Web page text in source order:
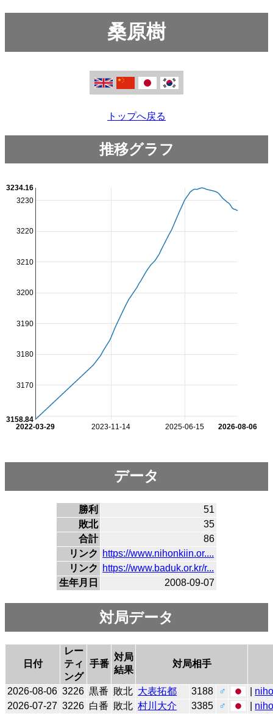
桑原樹
トップへ戻る
推移グラフ
2023-11-14 2025-06-15
2022-03-29 2026-08-06
3170
3180
3190
3200
3210
3220
3230
3158.84
3234.16
データ
勝利
51
敗北
35
合計
86
リンク
https://www.nihonkiin.or....
リンク
https://www.baduk.or.kr/r...
生年月日
2008-09-07
対局データ
日付
レー
ティ
ング
手番
対局
結果
対局相手
2026-08-06 3226 黒番 敗北 大表拓都 3188 ♂
2026-07-27 3226 白番 敗北 村川大介 3385 ♂